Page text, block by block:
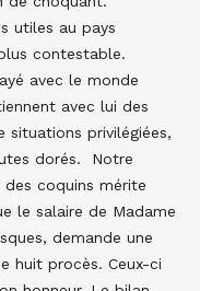
utiles au pays
contestable.
avec le monde
avec lui des
situations privilégiées,
dorés. Notre
des coquins mérite
le salaire de Madame
demande une
huit procès. Ceux-ci